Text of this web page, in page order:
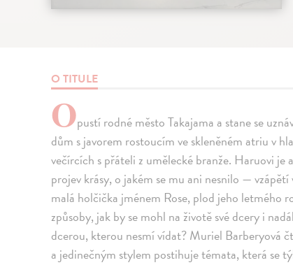
O TITULE
Opustí rodné město Takajama a stane se
dům s javorem rostoucím ve skleněném atriu v
večírcích s přáteli z umělecké branže. Haruovi
projev krásy, o jakém se mu ani nesnilo —
malá holčička jménem Rose, plod jeho letmého
způsoby, jak by se mohl na životě své dcery i
dcerou, kterou nesmí vídat? Muriel Barberyová
a jedinečným stylem postihuje témata, která se